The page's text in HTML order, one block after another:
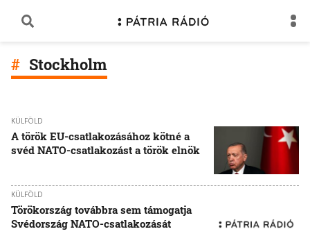
Stockholm
KÜLFÖLD
A török EU-csatlakozásához kötné a
svéd NATO-csatlakozást a török elnök
KÜLFÖLD
Törökország továbbra sem támogatja
Svédország NATO-csatlakozását